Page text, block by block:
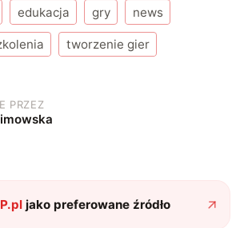
edukacja gry news
tworzenie gier
PRZEZ
jako preferowane źródło